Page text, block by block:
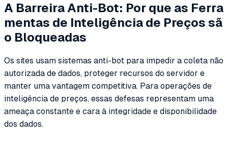
A Barreira Anti-Bot: Por que as Ferra
mentas de Inteligência de Preços sã
o Bloqueadas
Os sites usam sistemas anti-bot para impedir a coleta não
autorizada de dados, proteger recursos do servidor e
manter uma vantagem competitiva. Para operações de
inteligência de preços, essas defesas representam uma
ameaça constante e cara à integridade e disponibilidade
dos dados.